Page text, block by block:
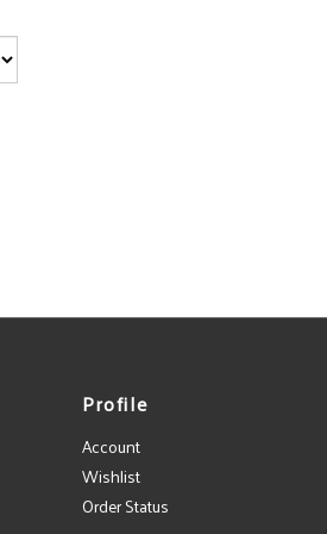
Profile
Account
Wishlist
Order Status